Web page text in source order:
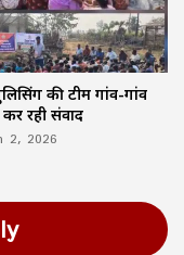
की टीम गांव-गांव
रही संवाद
2, 2026